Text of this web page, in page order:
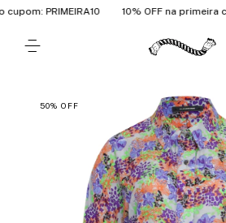
PRIMEIRA10 10% OFF na primeira
50% OFF